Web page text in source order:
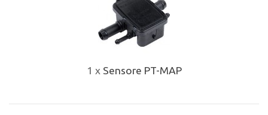
1 x Sensore PT-MAP